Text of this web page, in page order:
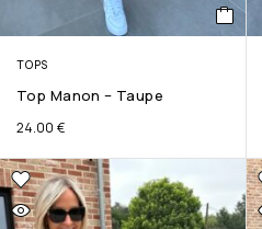
TOPS
Top Manon – Taupe
24.00 €